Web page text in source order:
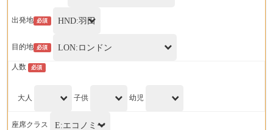
出発地 必須
目的地 必須
人数 必須
大人 子供 幼児
座席クラス